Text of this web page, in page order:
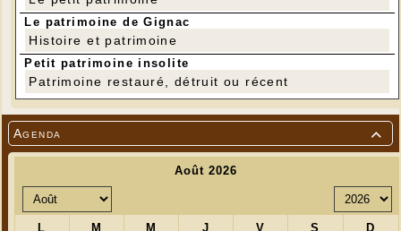

Agenda
Le patrimoine de Gignac
Histoire et patrimoine
Petit patrimoine insolite
Patrimoine restauré, détruit ou récent